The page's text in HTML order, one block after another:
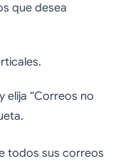
que desea
elija “Correos no
todos sus correos